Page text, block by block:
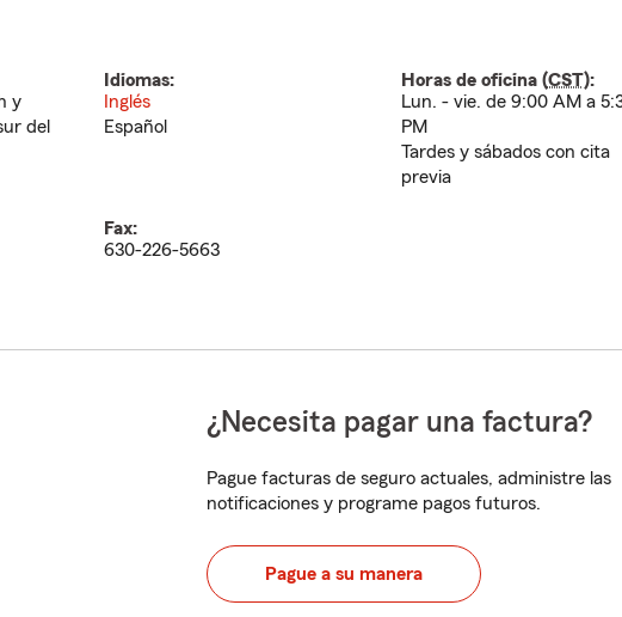
y
del
Idiomas:
Inglés
Español
Horas de oficina (CST):
Lun. - vie. de 9:00 AM a
PM
Tardes y sábados con cita
previa
Fax:
630-226-5663
¿Necesita pagar una factura?
Pague facturas de seguro actuales, administre las
notificaciones y programe pagos futuros.
Pague a su manera